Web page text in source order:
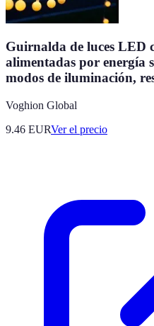
Guirnalda de luces LED
alimentadas por energía
modos de iluminación,
Voghion Global
9.46 EURVer el precio